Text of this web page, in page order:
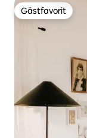
Gästfavorit
Gästfavorit